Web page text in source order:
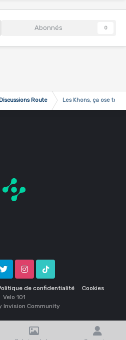
Abonnés 0
Discussions Route Les Khons, ça ose tout
de confidentialité Cookies
InstagramTik Tok
Velo 1O1
Invision Community